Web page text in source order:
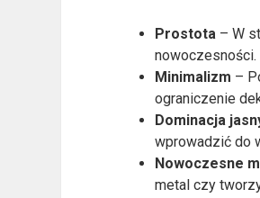
Prostota – W
nowoczesności.
Minimalizm –
ograniczenie
Dominacja
wprowadzić do
Nowoczesne
metal czy